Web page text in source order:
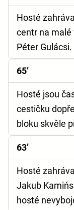
Hosté
centr na malé
Péter Gulácsi.
65’
Hosté jsou
cestičku
bloku skvěle
63’
Hosté
Jakub
hosté